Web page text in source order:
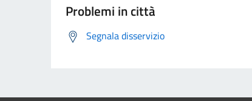
Problemi in città
Segnala disservizio